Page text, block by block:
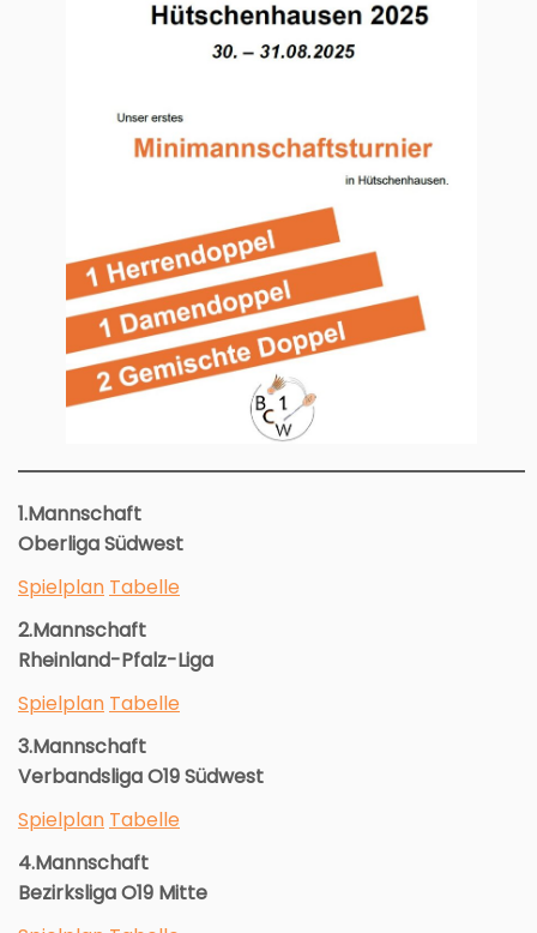
1.Mannschaft
Oberliga Südwest
Spielplan Tabelle
2.Mannschaft
Rheinland-Pfalz-Liga
Spielplan Tabelle
3.Mannschaft
Verbandsliga O19 Südwest
Spielplan Tabelle
4.Mannschaft
Bezirksliga O19 Mitte